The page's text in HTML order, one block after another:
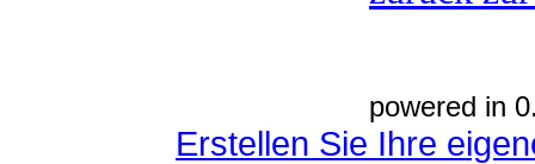
powered in
Erstellen Sie Ihre